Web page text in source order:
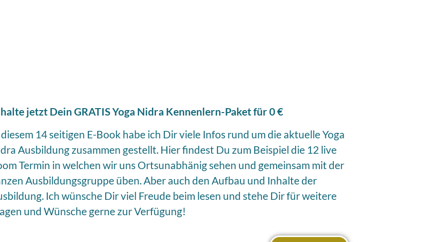
jetzt Dein GRATIS Yoga Nidra Kennenlern-Paket für 0 €
14 seitigen E-Book habe ich Dir viele Infos rund um die aktuelle Yoga
Ausbildung zusammen gestellt. Hier findest Du zum Beispiel die 12 live
Termin in welchen wir uns Ortsunabhänig sehen und gemeinsam mit der
Ausbildungsgruppe üben. Aber auch den Aufbau und Inhalte der
Ich wünsche Dir viel Freude beim lesen und stehe Dir für weitere
und Wünsche gerne zur Verfügung!